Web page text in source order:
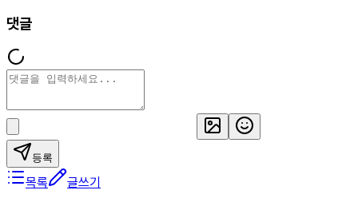
댓글
등록
목록 글쓰기